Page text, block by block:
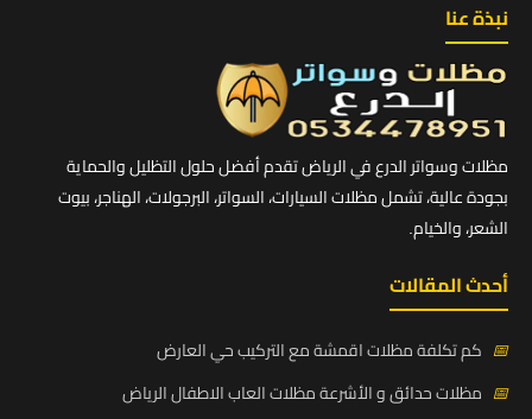
نبذة عنا
مظلات وسواتر الدرع في الرياض تقدم أفضل حلول التظليل والحماية
بجودة عالية، تشمل مظلات السيارات، السواتر، البرجولات، الهناجر، بيوت
الشعر، والخيام.
أحدث المقالات
📅 كم تكلفة مظلات اقمشة مع التركيب حي العارض
📅 مظلات حدائق و الأشرعة مظلات العاب الاطفال الرياض